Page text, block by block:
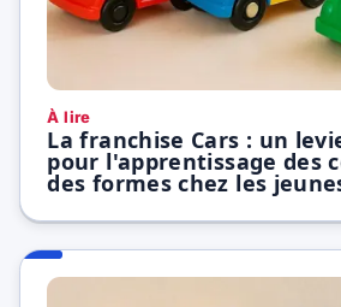
À lire
La franchise Cars : un
pour l'apprentissage des
des formes chez les